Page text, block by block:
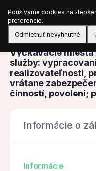
Obstarávanie
Vyčkávacie miesta
služby:
realizovateľnosti,
vrátane
činností, povolení;
Informácie o
Informácie
Používame cookies na
preferencie.
Odmietnuť nevyhnutné